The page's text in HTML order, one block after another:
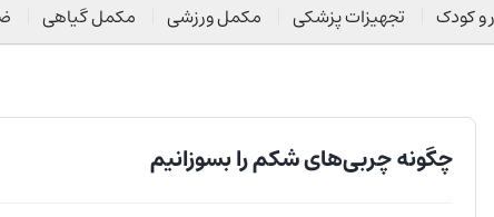
و کودک تجهیزات پزشکی مکمل ورزشی مکمل گیاهی
چگونه چربی‌های شکم را بسوزانیم